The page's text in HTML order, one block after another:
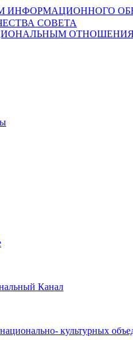
ИНФОРМАЦИОННОГО
СОВЕТА
Канал
культурных